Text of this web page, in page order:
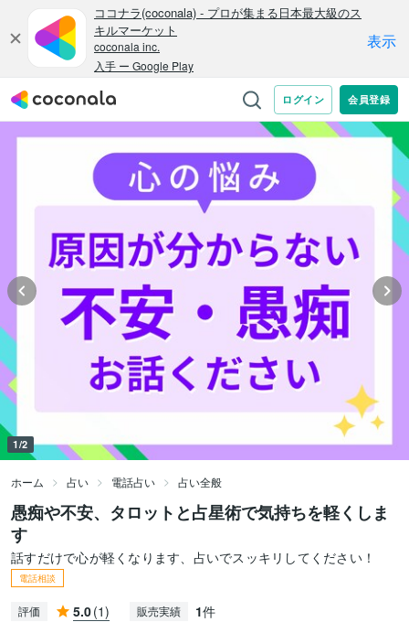
1/2
ホーム 占い 電話占い 占い全般
愚痴や不安、タロットと占星術で気持ちを軽くしま
す
話すだけで心が軽くなります、占いでスッキリしてください！
電話相談
評価 5.0(1) 販売実績 1件